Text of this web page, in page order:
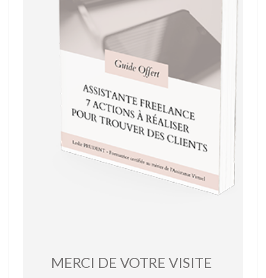
MERCI DE VOTRE VISITE